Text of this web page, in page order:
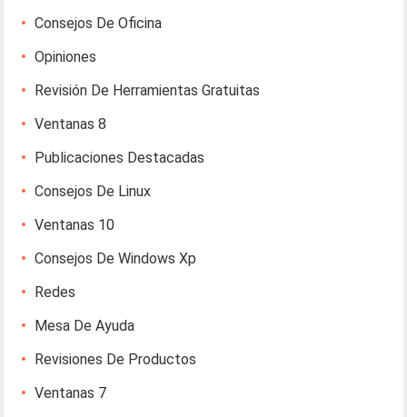
Consejos De Oficina
Opiniones
Revisión De Herramientas Gratuitas
Ventanas 8
Publicaciones Destacadas
Consejos De Linux
Ventanas 10
Consejos De Windows Xp
Redes
Mesa De Ayuda
Revisiones De Productos
Ventanas 7